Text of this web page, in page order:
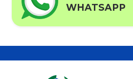
WHATSAPP